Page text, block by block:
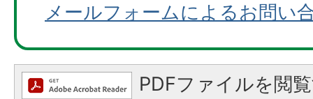
メールフォームによるお問い
PDFファイルを閲